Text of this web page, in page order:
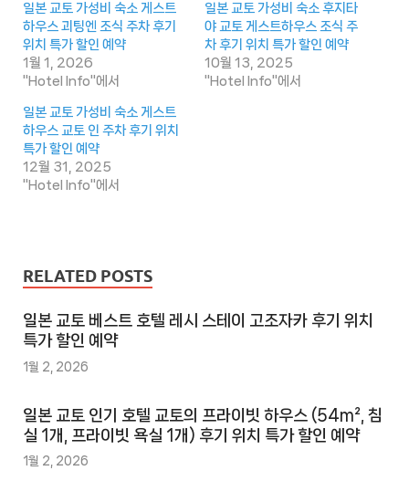
일본 교토 가성비 숙소 게스트
하우스 괴팅엔 조식 주차 후기
위치 특가 할인 예약
1월 1, 2026
"Hotel Info"에서
일본 교토 가성비 숙소 후지타
야 교토 게스트하우스 조식 주
차 후기 위치 특가 할인 예약
10월 13, 2025
"Hotel Info"에서
일본 교토 가성비 숙소 게스트
하우스 교토 인 주차 후기 위치
특가 할인 예약
12월 31, 2025
"Hotel Info"에서
RELATED POSTS
일본 교토 베스트 호텔 레시 스테이 고조자카 후기 위치
특가 할인 예약
1월 2, 2026
일본 교토 인기 호텔 교토의 프라이빗 하우스 (54m², 침
실 1개, 프라이빗 욕실 1개) 후기 위치 특가 할인 예약
1월 2, 2026